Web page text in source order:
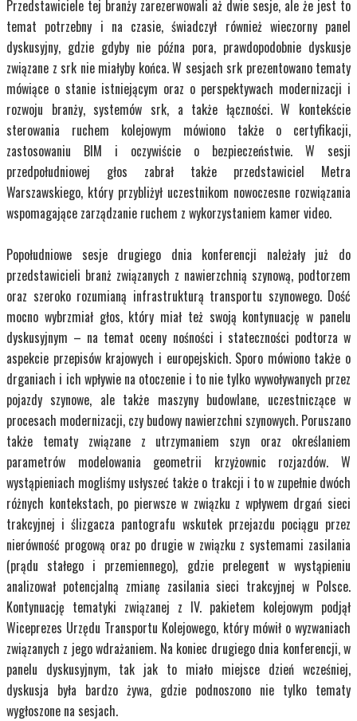
Przedstawiciele tej branży zarezerwowali aż dwie sesje, ale że jest to
temat potrzebny i na czasie, świadczył również wieczorny panel
dyskusyjny, gdzie gdyby nie późna pora, prawdopodobnie dyskusje
związane z srk nie miałyby końca. W sesjach srk prezentowano tematy
mówiące o stanie istniejącym oraz o perspektywach modernizacji i
rozwoju branży, systemów srk, a także łączności. W kontekście
sterowania ruchem kolejowym mówiono także o certyfikacji,
zastosowaniu BIM i oczywiście o bezpieczeństwie. W sesji
przedpołudniowej głos zabrał także przedstawiciel Metra
Warszawskiego, który przybliżył uczestnikom nowoczesne rozwiązania
wspomagające zarządzanie ruchem z wykorzystaniem kamer video.
Popołudniowe sesje drugiego dnia konferencji należały już do
przedstawicieli branż związanych z nawierzchnią szynową, podtorzem
oraz szeroko rozumianą infrastrukturą transportu szynowego. Dość
mocno wybrzmiał głos, który miał też swoją kontynuację w panelu
dyskusyjnym – na temat oceny nośności i stateczności podtorza w
aspekcie przepisów krajowych i europejskich. Sporo mówiono także o
drganiach i ich wpływie na otoczenie i to nie tylko wywoływanych przez
pojazdy szynowe, ale także maszyny budowlane, uczestniczące w
procesach modernizacji, czy budowy nawierzchni szynowych. Poruszano
także tematy związane z utrzymaniem szyn oraz określaniem
parametrów modelowania geometrii krzyżownic rozjazdów. W
wystąpieniach mogliśmy usłyszeć także o trakcji i to w zupełnie dwóch
różnych kontekstach, po pierwsze w związku z wpływem drgań sieci
trakcyjnej i ślizgacza pantografu wskutek przejazdu pociągu przez
nierówność progową oraz po drugie w związku z systemami zasilania
(prądu stałego i przemiennego), gdzie prelegent w wystąpieniu
analizował potencjalną zmianę zasilania sieci trakcyjnej w Polsce.
Kontynuację tematyki związanej z IV. pakietem kolejowym podjął
Wiceprezes Urzędu Transportu Kolejowego, który mówił o wyzwaniach
związanych z jego wdrażaniem. Na koniec drugiego dnia konferencji, w
panelu dyskusyjnym, tak jak to miało miejsce dzień wcześniej,
dyskusja była bardzo żywa, gdzie podnoszono nie tylko tematy
wygłoszone na sesjach.